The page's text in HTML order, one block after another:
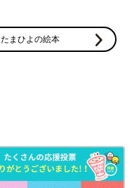
たまひよの絵本